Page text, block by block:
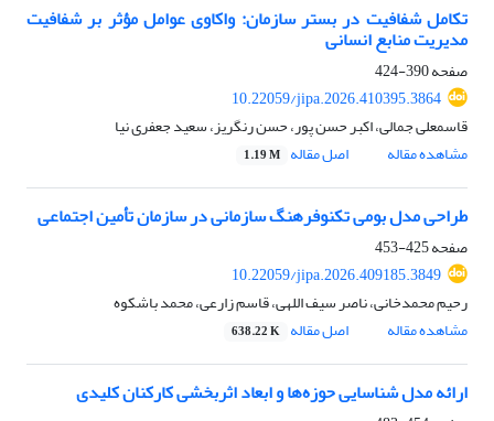
تکامل شفافیت در بستر سازمان: واکاوی عوامل مؤثر بر شفافیت
مدیریت منابع انسانی
صفحه390-424
10.22059/jipa.2026.410395.3864
قاسمعلی جمالی، اکبر حسن پور، حسن رنگریز، سعید جعفری نیا
مشاهده مقاله
اصل مقاله 1.19 M
طراحی مدل بومی تکنوفرهنگ سازمانی در سازمان تأمین اجتماعی
صفحه425-453
10.22059/jipa.2026.409185.3849
رحیم محمدخانی، ناصر سیف اللهی، قاسم زارعی، محمد باشکوه
مشاهده مقاله
اصل مقاله 638.22 K
ارائه مدل شناسایی حوزه‌‌ها و ابعاد اثربخشی کارکنان کلیدی